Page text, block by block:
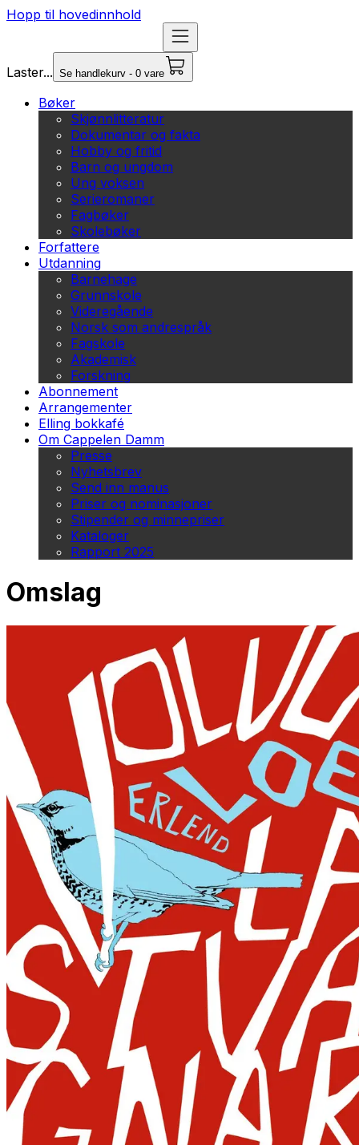
Hopp til hovedinnhold
Laster... Se handlekurv - 0 vare
Bøker
Skjønnlitteratur
Dokumentar og fakta
Hobby og fritid
Barn og ungdom
Ung voksen
Serieromaner
Fagbøker
Skolebøker
Forfattere
Utdanning
Barnehage
Grunnskole
Videregående
Norsk som andrespråk
Fagskole
Akademisk
Forskning
Abonnement
Arrangementer
Elling bokkafé
Om Cappelen Damm
Presse
Nyhetsbrev
Send inn manus
Priser og nominasjoner
Stipender og minnepriser
Kataloger
Rapport 2025
Omslag